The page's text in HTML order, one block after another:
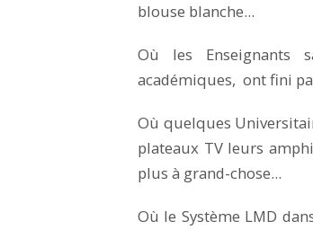
blouse blanche...
Où les Enseignants
académiques, ont fini
Où quelques
plateaux TV leurs
plus à grand-chose...
Où le Système LMD